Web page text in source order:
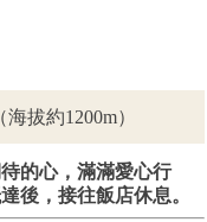
拔約1200m）
的心，滿滿愛心行
後，接往飯店休息。